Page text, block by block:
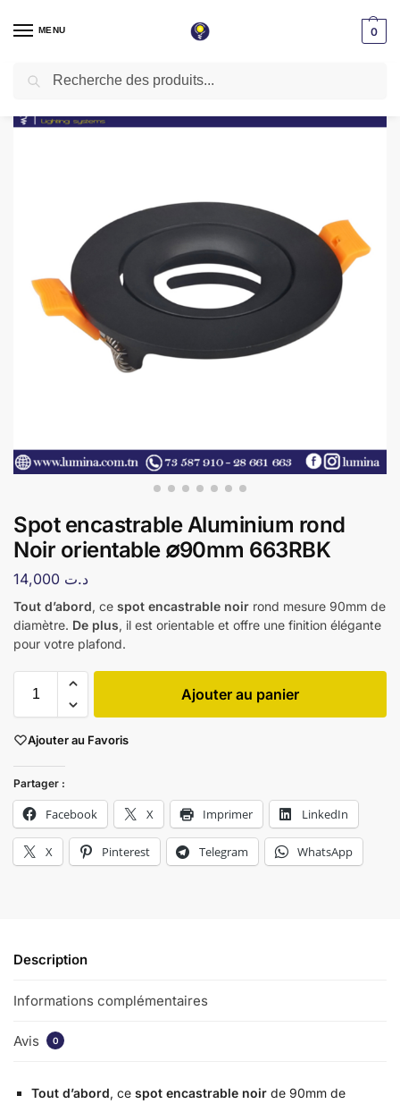
MENU 0
Accueil / Spot LED encastrable Spot vide
Spot encastrable Aluminium rond
Noir orientable ∅90mm 663RBK
د.ت
Tout d’abord, ce spot encastrable noir rond mesure 90mm de
diamètre. De plus, il est orientable et offre une finition élégante
pour votre plafond.
Ajouter au panier
Ajouter au Favoris
Partager :
Facebook X Imprimer LinkedIn
X Pinterest Telegram WhatsApp
Description
Informations complémentaires
Avis 0
Tout d’abord, ce spot encastrable noir de 90mm de